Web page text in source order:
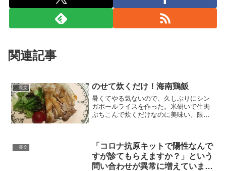
関連記事
長文 のせて炊くだけ！海南鶏飯
暑くてやる気ないので、久しぶりにシン
ガポールライスを作った。米研いで生肉
ぶちこんで炊くだけなのに美味い。限界
長文
「コロナ抗原キットで陽性なんで
すが診てもらえますか？」という
問い合わせが異常に増えています